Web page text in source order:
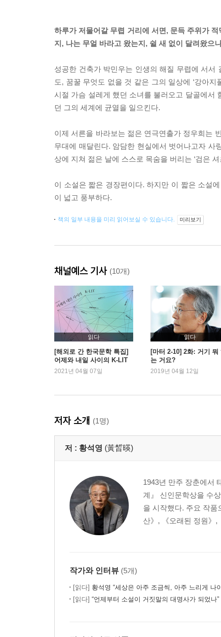
하루가 저물어갈 무렵 거리에 서면, 문득 주위가
지, 나는 무얼 바라고 왔는지, 쉴 새 없이 달려왔으
성공한 건축가 박민우는 인생의 해질 무렵에 서
도, 꿈꿀 무엇도 없을 것 같은 그의 일상에 ‘강아
시절 가슴 설레게 했던 소녀를 불러오고 달골에서
던 그의 세계에 균열을 일으킨다.
이제 서른을 바라보는 젊은 연극연출가 정우희는
무대에 매달린다. 암담한 현실에서 벗어나고자
상에 지쳐 젊은 날에 스스로 목숨을 버리는 ‘검은 셔
이 소설은 짧은 경장편이다. 하지만 이 짧은 소설
이 넓고 풍부하다.
책의 일부 내용을 미리 읽어보실 수 있습니다. 미리보기
채널예스 기사 (10개)
읽다
[해외로 간 한국문학 특집]
어제와 내일 사이의 K-LIT
2021년 04월 07일
읽다
[마터 2-10] 2화: 거기 뭐
는 거요?
2019년 04월 12일
저자 소개 (1명)
저 : 황석영 (黃晳暎)
1943년 만주 장춘에서
계』 신인문학상을 수
을 시작했다. 주요 작품
산》, 《오래된 정원》,
작가와 인터뷰 (5개)
[읽다] 황석영 “세상은 아주 조금씩, 아주 느리게 나
[읽다] “언제부터 소설이 거짓말의 대명사가 되었나